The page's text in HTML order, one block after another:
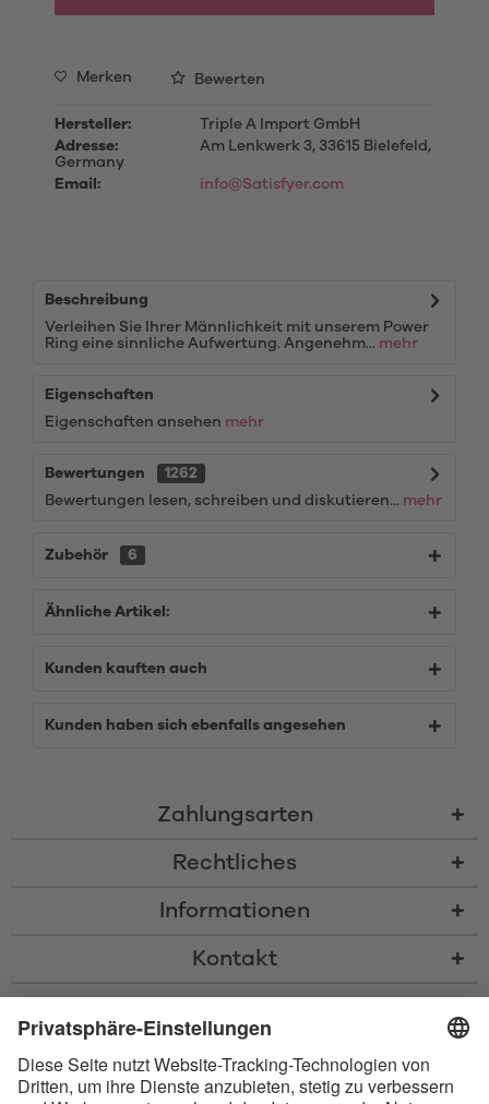
Merken Bewerten
Hersteller:
Triple A Import GmbH
Adresse:
Am Lenkwerk 3, 33615 Bielefeld,
Germany
Email:
info@Satisfyer.com
Beschreibung
Verleihen Sie Ihrer Männlichkeit mit unserem Power
Ring eine sinnliche Aufwertung. Angenehm... mehr
Eigenschaften
Eigenschaften ansehen mehr
Bewertungen
1262
Bewertungen lesen, schreiben und diskutieren... mehr
Zubehör 6
Ähnliche Artikel:
Kunden kauften auch
Kunden haben sich ebenfalls angesehen
Zahlungsarten
Rechtliches
Informationen
Kontakt
Nachnahmegebühren, wenn nicht anders beschrieben
und Eigentum der Bluetooth SIG, Inc. Die Nutzung dieser Marken durch